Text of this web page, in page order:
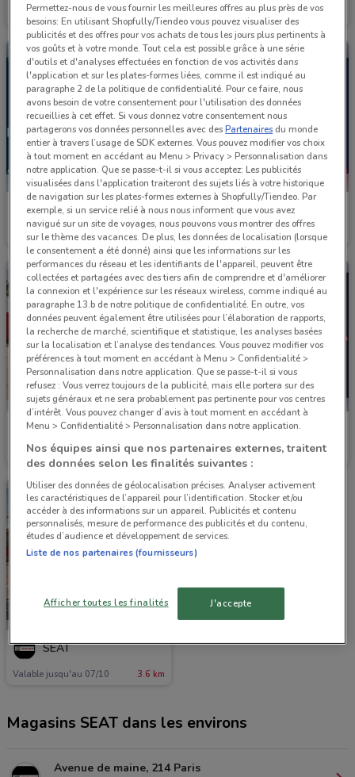
Valable jusqu'au 31/12 3.6 km Valable jusqu'au 31/12
SEAT
Valable jusqu'au 31/12 3.6 km
SEAT
Valable jusqu'au 31/12 3.6 km
SEAT
Valable jusqu'au 07/10 3.6 km
SEAT
Valable jusqu'au 07/10 3.6 km
SEAT
Valable jusqu'au 07/10 3.6 km
Magasins SEAT dans les environs
Avenue de maine, 214 Paris
Permettez-nous de vous fournir les meilleures offres au plus près de vos
besoins: En utilisant Shopfully/Tiendeo vous pouvez visualiser des
publicités et des offres pour vos achats de tous les jours plus pertinents à
vos goûts et à votre monde. Tout cela est possible grâce à une série
d'outils et d'analyses effectuées en fonction de vos activités dans
l'application et sur les plates-formes liées, comme il est indiqué au
paragraphe 2 de la politique de confidentialité. Pour ce faire, nous
avons besoin de votre consentement pour l'utilisation des données
recueillies à cet effet. Si vous donnez votre consentement nous
partagerons vos données personnelles avec desPartenaires du monde
entier à travers l’usage de SDK externes. Vous pouvez modifier vos choix
à tout moment en accédant au Menu > Privacy > Personnalisation dans
notre application. Que se passe-t-il si vous acceptez: Les publicités
visualisées dans l'application traiteront des sujets liés à votre historique
de navigation sur les plates-formes externes à Shopfully/Tiendeo. Par
exemple, si un service relié à nous nous informent que vous avez
navigué sur un site de voyages, nous pouvons vous montrer des offres
sur le thème des vacances. De plus, les données de localisation (lorsque
le consentement a été donné) ainsi que les informations sur les
performances du réseau et les identifiants de l'appareil, peuvent être
collectées et partagées avec des tiers afin de comprendre et d'améliorer
la connexion et l'expérience sur les réseaux wireless, comme indiqué au
paragraphe 13.b de notre politique de confidentialité. En outre, vos
données peuvent également être utilisées pour l’élaboration de rapports,
la recherche de marché, scientifique et statistique, les analyses basées
sur la localisation et l’analyse des tendances. Vous pouvez modifier vos
préférences à tout moment en accédant à Menu > Confidentialité >
Personnalisation dans notre application. Que se passe-t-il si vous
refusez : Vous verrez toujours de la publicité, mais elle portera sur des
sujets généraux et ne sera probablement pas pertinente pour vos centres
d’intérêt. Vous pouvez changer d’avis à tout moment en accédant à
Menu > Confidentialité > Personnalisation dans notre application.
Nos équipes ainsi que nos partenaires externes, traitent
des données selon les finalités suivantes :
Utiliser des données de géolocalisation précises. Analyser activement
les caractéristiques de l’appareil pour l’identification. Stocker et/ou
accéder à des informations sur un appareil. Publicités et contenu
personnalisés, mesure de performance des publicités et du contenu,
études d’audience et développement de services.
Liste de nos partenaires (fournisseurs)
Afficher toutes les finalités J'accepte